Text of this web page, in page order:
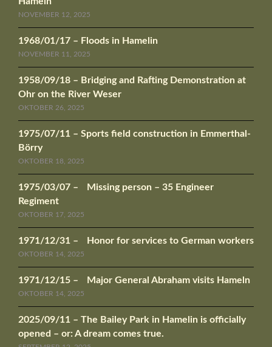
NOVEMBER 12, 2025
1968/01/17 – Floods in Hamelin
NOVEMBER 11, 2025
1958/09/18 – Bridging and Rafting Demonstration at
Ohr on the River Weser
OKTOBER 26, 2025
1975/07/11 – Sports field construction in Emmerthal-
Börry
OKTOBER 18, 2025
1975/03/07 – Missing person – 35 Engineer
Regiment
OKTOBER 17, 2025
1971/12/31 – Honor for services to German workers
OKTOBER 14, 2025
1971/12/15 – Major General Abraham visits Hameln
OKTOBER 14, 2025
2025/09/11 – The Bailey Park in Hamelin is officially
opened – or: A dream comes true.